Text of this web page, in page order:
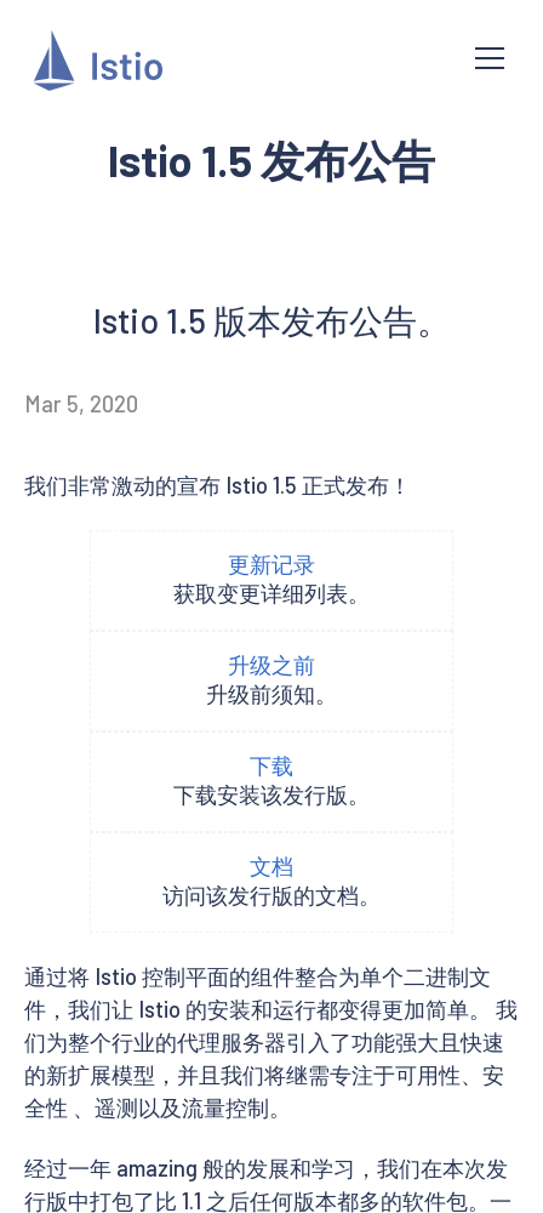
Istio 1.5 发布公告
Istio 1.5 版本发布公告。
Mar 5, 2020
我们非常激动的宣布 Istio 1.5 正式发布！
更新记录
获取变更详细列表。
升级之前
升级前须知。
下载
下载安装该发行版。
文档
访问该发行版的文档。
通过将 Istio 控制平面的组件整合为单个二进制文
件，我们让 Istio 的安装和运行都变得更加简单。 我
们为整个行业的代理服务器引入了功能强大且快速
的新扩展模型，并且我们将继需专注于可用性、安
全性 、遥测以及流量控制。
经过一年 amazing 般的发展和学习，我们在本次发
行版中打包了比 1.1 之后任何版本都多的软件包。一